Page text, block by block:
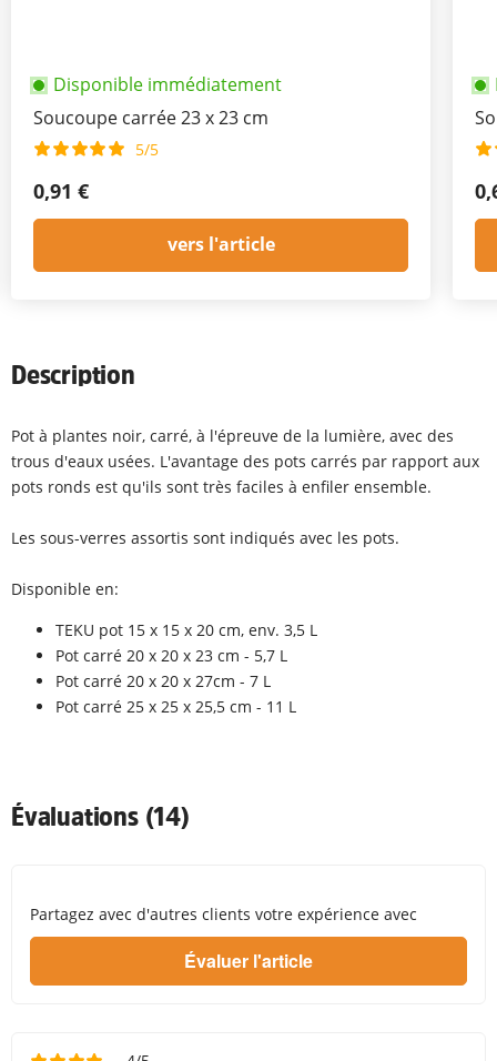
Disponible immédiatement
Soucoupe carrée 23 x 23 cm
5/5
0,91 €
vers l'article
Description
Pot à plantes noir, carré, à l'épreuve de la lumière, avec des
trous d'eaux usées. L'avantage des pots carrés par rapport aux
pots ronds est qu'ils sont très faciles à enfiler ensemble.
Les sous-verres assortis sont indiqués avec les pots.
Disponible en:
TEKU pot 15 x 15 x 20 cm, env. 3,5 L
Pot carré 20 x 20 x 23 cm - 5,7 L
Pot carré 20 x 20 x 27cm - 7 L
Pot carré 25 x 25 x 25,5 cm - 11 L
Évaluations (14)
Partagez avec d'autres clients votre expérience avec